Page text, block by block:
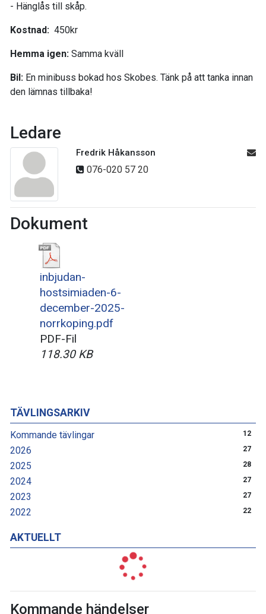
TÄVLINGSARKIV
Kommande tävlingar 12
2026 27
2025 28
2024 27
2023 27
2022 22
AKTUELLT
Kommande händelser
- Hänglås till skåp.
Kostnad: 450kr
Hemma igen: Samma kväll
Bil: En minibuss bokad hos Skobes. Tänk på att tanka innan
den lämnas tillbaka!
Ledare
Fredrik Håkansson
076-020 57 20
Dokument
inbjudan-
hostsimiaden-6-
december-2025-
norrkoping.pdf
PDF-Fil
118.30 KB